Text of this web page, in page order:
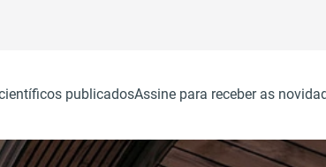
publicadosAssine para receber as